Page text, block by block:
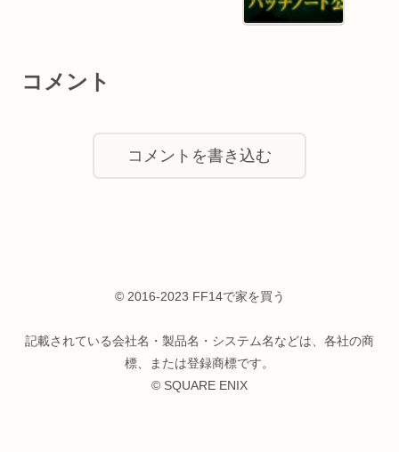
コメント
コメントを書き込む
© 2016-2023 FF14で家を買う
記載されている会社名・製品名・システム名などは、各社の商
標、または登録商標です。
© SQUARE ENIX